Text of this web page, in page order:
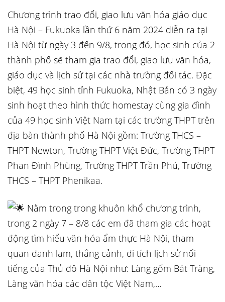
Chương trình trao đổi, giao lưu văn hóa giáo dục
Hà Nội – Fukuoka lần thứ 6 năm 2024 diễn ra tại
Hà Nội từ ngày 3 đến 9/8, trong đó, học sinh của 2
thành phố sẽ tham gia trao đổi, giao lưu văn hóa,
giáo dục và lịch sử tại các nhà trường đối tác. Đặc
biệt, 49 học sinh tỉnh Fukuoka, Nhật Bản có 3 ngày
sinh hoạt theo hình thức homestay cùng gia đình
của 49 học sinh Việt Nam tại các trường THPT trên
địa bàn thành phố Hà Nội gồm: Trường THCS –
THPT Newton, Trường THPT Việt Đức, Trường THPT
Phan Đình Phùng, Trường THPT Trần Phú, Trường
THCS – THPT Phenikaa.
Nằm trong trong khuôn khổ chương trình,
trong 2 ngày 7 – 8/8 các em đã tham gia các hoạt
động tìm hiểu văn hóa ẩm thực Hà Nội, tham
quan danh lam, thắng cảnh, di tích lịch sử nổi
tiếng của Thủ đô Hà Nội như: Làng gốm Bát Tràng,
Làng văn hóa các dân tộc Việt Nam,…